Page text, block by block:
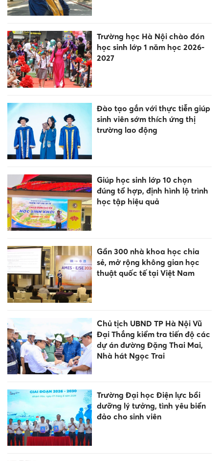
Trường học Hà Nội chào đón
học sinh lớp 1 năm học 2026-
2027
Đào tạo gắn với thực tiễn giúp
sinh viên sớm thích ứng thị
trường lao động
Giúp học sinh lớp 10 chọn
đúng tổ hợp, định hình lộ trình
học tập hiệu quả
Gần 300 nhà khoa học chia
sẻ, mở rộng không gian học
thuật quốc tế tại Việt Nam
Chủ tịch UBND TP Hà Nội Vũ
Đại Thắng kiểm tra tiến độ các
dự án đường Đặng Thai Mai,
Nhà hát Ngọc Trai
Trường Đại học Điện lực bồi
dưỡng lý tưởng, tình yêu biển
đảo cho sinh viên